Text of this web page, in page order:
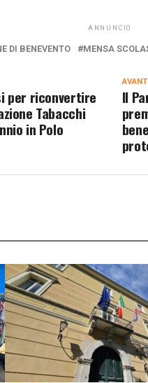
ANNUNCIO
DI BENEVENTO MENSA
Il
per riconvertire
Tabacchi
in Polo